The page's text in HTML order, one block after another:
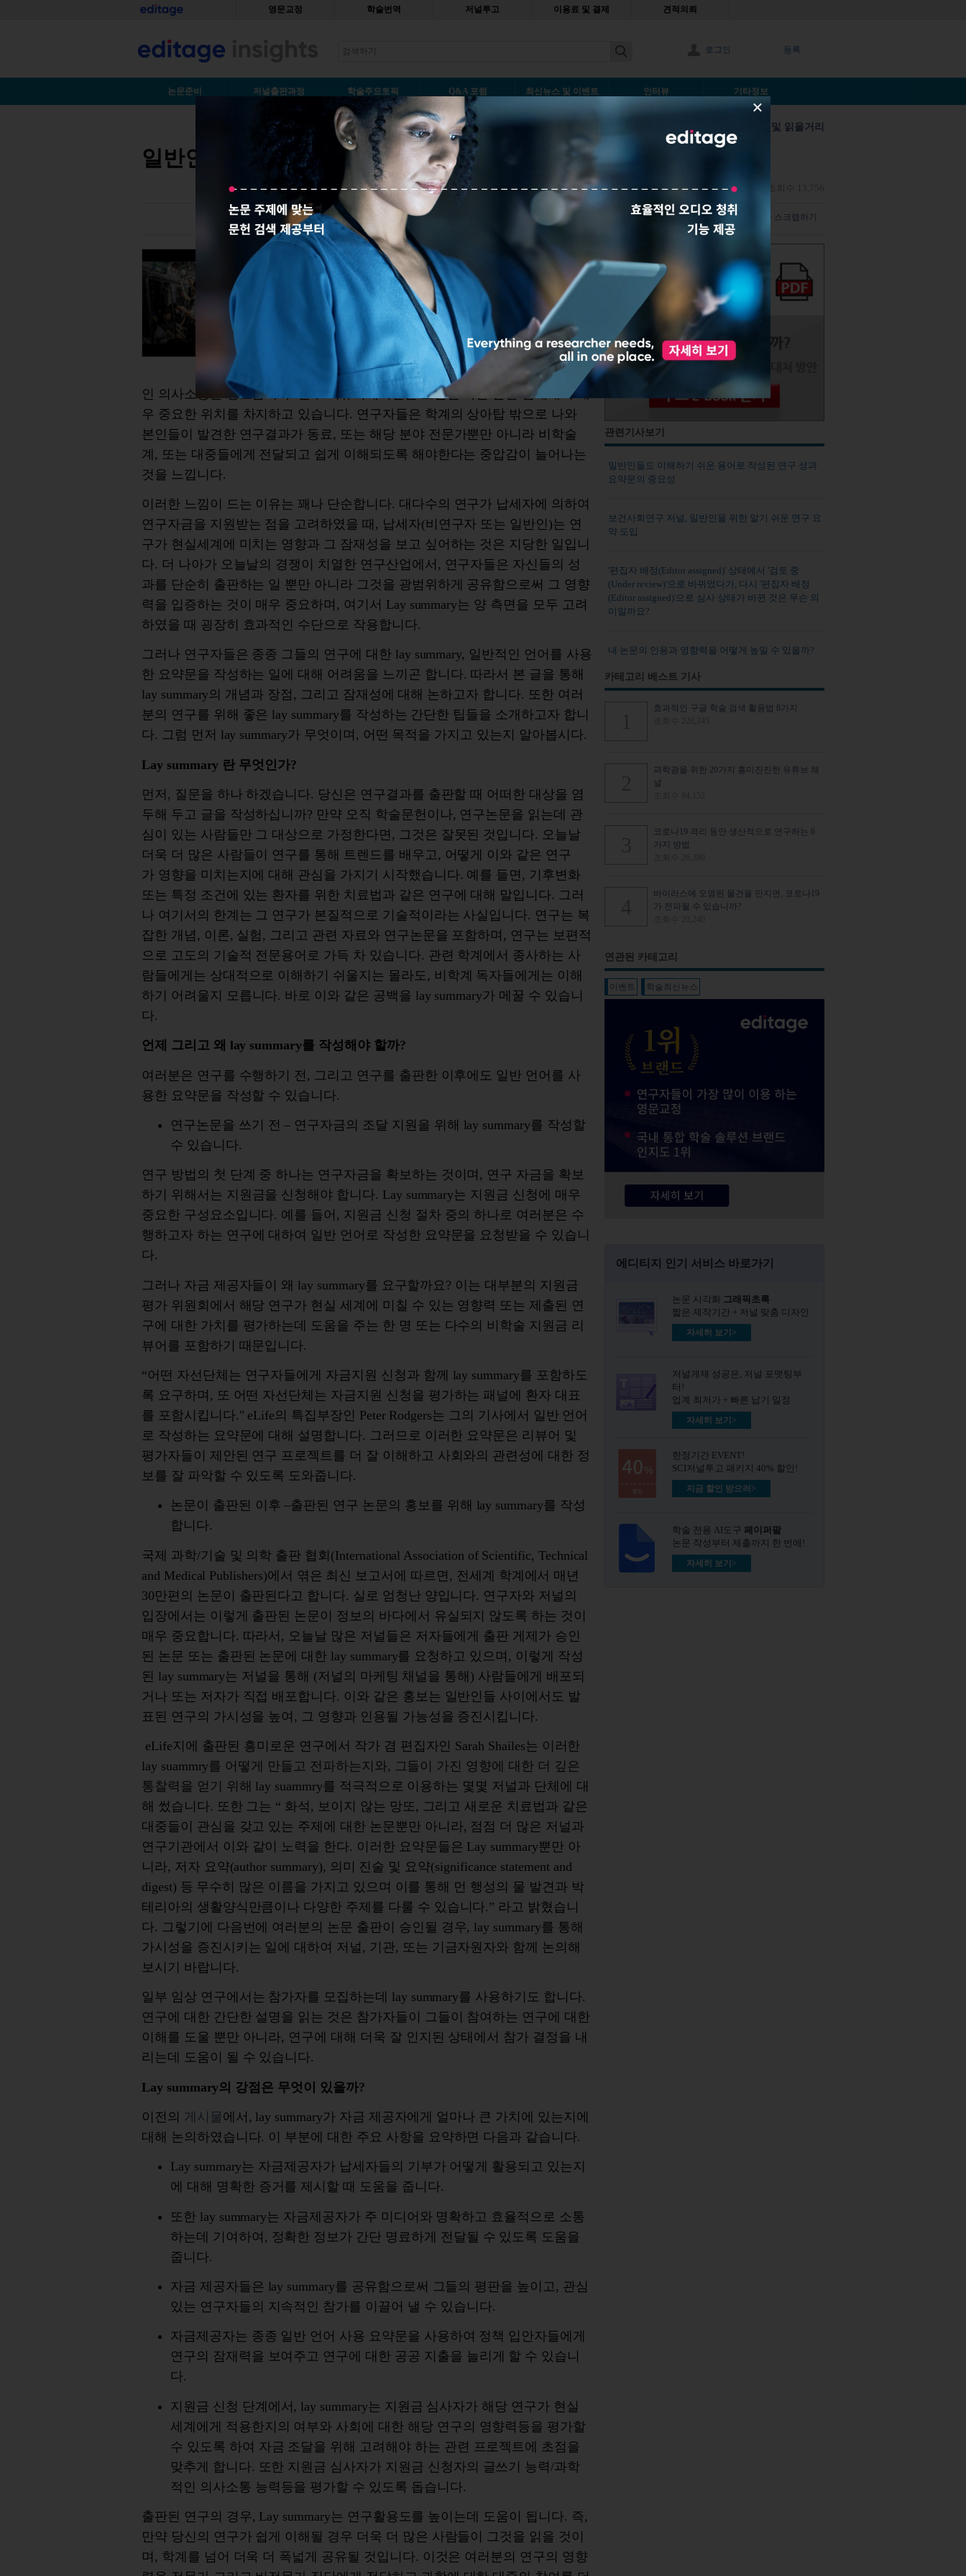
홈 영문교정 학술번역 저널투고 이용료 및 결제 견적의뢰
로그인 등록
논문준비 저널출판과정 학술주요토픽 Q&A 포럼 최신뉴스 및 이벤트 인터뷰 기타정보
학술 최신이슈 및 읽을거리
일반인을 위한 연구 요약 'Lay summary'란?
제야슈리 라자고팔란 |2019년9월25일
덧글 남기기 해당 기사 스크랩하기
"질문하고 답을 구하는 것도 ,
연구자
로써 우리가 배우고 있는 것과 관련하여
세계와
소통하는 일에 의무감을 느낍니다
- 스티븐 호킹, 빅 퀘스천에 대한 간결한 대답
전설적인 물리학자 스티븐 호킹이 남긴 이 인용
구는
연구 수명주기의 가장 측면 중 하나
인 의사소통을 강조합니다 커뮤니케이션은 오늘날 학술 업계에서 매
우 중요한 위치를 차지하고 있습니다. 연구자들은 학계의 상아탑 밖으로 나와
본인들이 발견한 연구결과가 동료 , 또는 해당 분야 전문가뿐만 아니라 비 학술
계 , 또는 대중들에게 전달되고 쉽게 이해되도록 해야한다는 중압감이 늘어나는
것을 느낍니다.
이러한 느낌이 드는 이유는 꽤나 단순합니다. 대다수의 연구가 납세자에 의하여
연구자금을 지원받는 점을 고려하였을 때 , 납세자( 비 연구자 또는 일반인 )는 연
구가 현실세계에 미치는 영향과 그 잠재성을 보고 싶어하는 것은 지당한 일입니
다. 더 나아가 오늘날의 경쟁이 치열한 연구산업에서 , 연구자들은 자신들의 성
과를 단순히 출판하는 일 뿐만 아니라 그것을 광범위하게 공유함으로써 그 영향
력을 입증하는 것이 매우 중요하며 , 여기서 Lay summary는 양 측면을 모두 고려
하였을 때 굉장히 효과적인 수단으로 작용합니다.
그러나 연구자들은 종종 그들의 연구에 대한 lay summary, 일반적인 언어를 사용
한 요약문을 작성하는 일에 대해 어려움을 느끼곤 합니다. 따라서 본 글을 통해
lay summary의 개념과 장점 , 그리고 잠재성에 대해 논하고자 합니다. 또한 여러
분의 연구를 위해 좋은 lay summary를 작성하는 간단한 팁들을 소개하고자 합니
다. 그럼 먼저 lay summary가 무엇이며 , 어떤 목적을 가지고 있는지 알아봅시다.
Lay summary 란 무엇인가?
먼저 , 질문을 하나 하겠습니다. 당신은 연구결과를 출판할 때 어떠한 대상을 염
두해 두고 글을 작성하십니까? 만약 오직 학술문헌이나, 연구논문을 읽는데 관
심이 있는 사람들만 그 대상으로 가정한다면 , 그것은 잘못된 것입니다. 오늘날
더욱 더 많은 사람들이 연구를 통해 트렌드를 배우고 , 어떻게 이와 같은 연구
가 영향을 미치는지에 대해 관심을 가지기 시작했습니다. 예를 들면 , 기후변화
또는 특정 조건에 있는 환자를 위한 치료법과 같은 연구에 대해 말입니다. 그러
나 여기서의 한계는 그 연구가 본질적으로 기술적이라는 사실입니다. 연구는 복
잡한 개념 , 이론, 실험 , 그리고 관련 자료와 연구논문을 포함하며 , 연구는 보편적
으로 고도의 기술적 전문용어로 가득 차 있습니다. 관련 학계에서 종사하는 사
람들에게는 상대적으로 이해하기 쉬울지는 몰라도 , 비 학계 독자들에게는 이해
하기 어려울지 모릅니다. 바로 이와 같은 공백을 lay summary가 메꿀 수 있습니
다.
언제 그리고 왜 lay summary를 작성해야 할까?
여러분은 연구를 수행하기 전 , 그리고 연구를 출판한 이후에도 일반 언어를 사
용한 요약문을 작성할 수 있습니다.
연구논문을 쓰기 전 – 연구자금의 조달 지원을 위해 lay summary를 작성할
수 있습니다.
연구 방법의 첫 단계 중 하나는 연구자금을 확보하는 것이며 , 연구 자금을 확보
하기
위해서는 지원금을 신청해야 합니다. Lay summary는 지원금 신청에
매우
중요한 구성요소입니다. 예를 들어 , 지원금 신청 절차 중의 하나로 여러분은 수
행하고자 하는 연구에 대하여 일반 언어로 작성한 요약문을 요청받을 수 있습니
다.
그러나 자금 제공자들이 왜 lay summary를 요구할까요 ? 이는 대부분의 지원금
평가 위원회에서 해당 연구가 현실 세계에 미칠 수 있는 영향력 또는 제출된 연
구에 대한 가치를 평가하는데 도움을 주는 한 명 또는 다수의 비 학술 지원금 리
뷰어를 포함하기 때문입니다.
“어떤 자선단체는 연구자들에게 자금지원 신청과 함께 lay summary를 포함하도
록 요구하며 , 또 어떤 자선단체는 자금지원 신청을 평가하는 패널에 환자 대표
를 포함시킵니다." eLife의 특집부장인 Peter Rodgers는 그의 기사에서 일반 언어
로 작성하는 요약문에 대해 설명합니다. 그러므로 이러한 요약문은 리뷰어 및
평가자들이 제안된 연구 프로젝트를 더 잘 이해하고 사회와의 관련성에 대한 정
보를 잘 파악할 수 있도록 도와줍니다.
논문이 출판된 이후 –출판된 연구 논문의 홍보를 위해 lay summary를 작성
합니다.
국제 과학/기술 및 의학 출판 협회 (International Association of Scientific, Technical
and Medical Publishers)에서 엮은 최신 보고서에 따르면 , 전세계 학계에서 매년
30만편의 논문이 출판된다고 합니다. 실로 엄청난 양입니다. 연구자와 저널의
입장에서는 이렇게 출판된 논문이 정보의 바다에서 유실되지 않도록 하는 것이
매우 중요합니다. 따라서 , 오늘날 많은 저널들은 저자들에게 출판 게제가 승인
된 논문 또는 출판된 논문에 대한 lay summary를 요청하고 있으며 , 이렇게 작성
된 lay summary는 저널을 통해 (저널의 마케팅 채널을 통해 ) 사람들에게 배포되
거나 또는 저자가 직접 배포합니다. 이와 같은 홍보는 일반인들 사이에서도 발
표된 연구의 가시성을 높여 , 그 영향과 인용될 가능성을 증진시킵니다.
eLife지에 출판된 흥미로운 연구에서 작가 겸 편집자인 Sarah Shailes는 이러한
lay suammry를 어떻게 만들고 전파하는지와, 그들이 가진 영향에 대한 더 깊은
통찰력을 얻기 위해 lay suammry를 적극적으로 이용하는 몇몇 저널과 단체에 대
해 썼습니다. 또한 그 는 “ 화석 , 보이지 않는 망또, 그리고 새로운 치료법과 같은
대중들이 관심을 갖고 있는 주제에 대한 논문뿐만 아니라, 점점 더 많은 저널과
연구기관에서 이와 같이 노력을 한다. 이러한 요약문들은 Lay summary뿐만 아
니라, 저자 요약(author summary), 의미 진술 및 요약(significance statement and
digest) 등 무수히 많은 이름을 가지고 있으며 이를 통해 먼 행성의 물 발견과 박
테리아의 생활양식만큼이나 다양한 주제를 다룰 수 있습니다.” 라고 밝혔습니
다. 그렇기에 다음번에 여러분의 논문 출판이 승인될 경우, lay summary를 통해
가시성을 증진시키는 일에 대하여 저널 , 기관, 또는 기금자원자와 함께 논의해
보시기 바랍니다.
일부 임상 연구에서는 참가자를 모집하는데 lay summary를 사용하기도 합니다.
연구에
대한 간단한 설명을 읽는 것은 참가자들이 그들이 참여하는 연구에
대한
이해를 도울 뿐만 아니라, 연구에 대해 더욱 잘 인지된 상태에서 참가 결정을 내
리는데
도움이 될 수 있습니다.
Lay summary의 강점은 무엇이 있을까?
이전의 게시물에서 , lay summary가 자금 제공자에게 얼마나 큰 가치에 있는지에
대해 논의하였습니다. 이 부분에 대한 주요 사항을 요약하면 다음과 같습니다.
Lay summary는 자금제공자가 납세자들의 기부가 어떻게 활용되고 있는지
에
대해 명확한 증거를 제시할 때 도움을 줍니다.
또한 lay summary는 자금제공자가 주 미디어와 명확하고 효율적으로 소통
하는데 기여하여 , 정확한 정보가 간단 명료하게 전달될 수 있도록 도움을
줍니다.
자금 제공자들은 lay summary를 공유함으로써 그들의 평판을 높이고 , 관심
있는 연구자들의 지속적인 참가를 이끌어 낼 수 있습니다.
자금제공자는 종종 일반 언어 사용 요약문을 사용하여 정책 입안자들에게
연구의 잠재력을 보여주고 연구에 대한 공공 지출을 늘리게 할 수 있습니
다.
지원금 신청 단계 에서, lay summary는 지원금 심사자가 해당 연구가 현실
세계에게 적용한지의 여부와 사회에 대한 해당 연구의 영향력등을 평가할
수 있도록 하여 자금 조달을 위해 고려해야 하는 관련 프로젝트에 초점을
맞추게 합니다. 또한 지원금 심사자가 지원금 신청자의 글쓰기 능력/과학
적인 의사소통 능력등을 평가할 수 있도록 돕습니다.
출판된 연구의 경우, Lay summary는 연구활용도를 높이는데 도움이 됩니다. 즉,
만약 당신의 연구가 쉽게 이해될 경우 더욱 더 많은 사람들이 그것을 읽을 것이
며 , 학계를 넘어 더욱 더 폭넓게 공유될 것입니다. 이것은 여러분의 연구의 영향
관련기사보기
일반인들도 이해하기 쉬운 용어로 작성된 연구 성과
요약문의 중요성
보건사회연구 저널, 일반인을 위한 알기 쉬운 연구 요
약 도입
'편집자 배정(Editor assigned)' 상태에서 '검토 중
(Under review)'으로 바뀌었다가, 다시 '편집자 배정
(Editor assigned)'으로 심사 상태가 바뀐 것은 무슨 의
미일까요?
내 논문의 인용과 영향력을 어떻게 높일 수 있을까?
카테고리 베스트 기사
효과적인 구글 학술 검색 활용법 8가지
과학광을 위한 20가지 흥미진진한 유튜브 채
널
코로나19 격리 동안 생산적으로 연구하는 6
가지 방법
바이러스에 오염된 물건을 만지면, 코로나19
가 전파될 수 있습니까?
연관된 카테고리
이벤트 학술최신뉴스
에디티지 인기 서비스 바로가기
논문 시각화 그래픽초록​
짧은 제작기간 + 저널 맞춤 디자인
자세히 보기>
저널게재 성공은, 저널 포맷팅부
터!
업계 최저가 + 빠른 납기 일정
자세히 보기>
한정기간 EVENT!
SCI저널투고 패키지 40% 할인!
지금 할인 받으러>
학술 전용 AI도구 페이퍼팔
논문 작성부터 제출까지 한 번에!
자세히 보기>
×